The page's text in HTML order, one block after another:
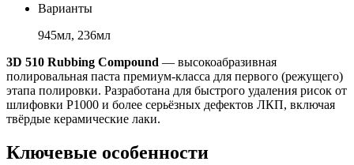
Варианты
945мл, 236мл
3D 510 Rubbing Compound — высокоабразивная
полировальная паста премиум-класса для первого (режущего)
этапа полировки. Разработана для быстрого удаления рисок от
шлифовки P1000 и более серьёзных дефектов ЛКП, включая
твёрдые керамические лаки.
Ключевые особенности